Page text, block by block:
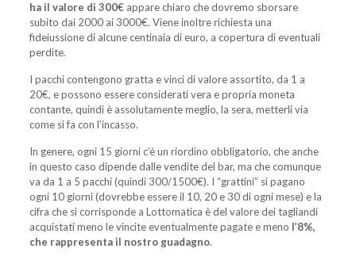
ha il valore di 300€appare chiaro che dovremo sborsare
subito dai 2000 ai 3000€. Viene inoltre richiesta una
fideiussione di alcune centinaia di euro, a copertura di eventuali
perdite.
I pacchi contengono gratta e vinci di valore assortito, da 1 a
20€, e possono essere considerati vera e propria moneta
contante, quindi è assolutamente meglio, la sera, metterli via
come si fa con l’incasso.
In genere, ogni 15 giorni c’è un riordino obbligatorio, che anche
in questo caso dipende dalle vendite del bar, ma che comunque
va da 1 a 5 pacchi (quindi 300/1500€). I “grattini” si pagano
ogni 10 giorni (dovrebbe essere il 10, 20 e 30 di ogni mese) e la
cifra che si corrisponde a Lottomatica è del valore dei tagliandi
acquistati meno le vincite eventualmente pagate e meno l’8%,
che rappresenta il nostro guadagno.